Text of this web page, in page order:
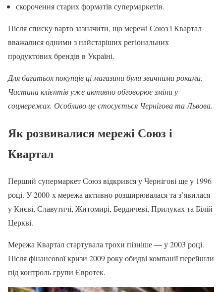
скорочення старих форматів супермаркетів.
Після списку варто зазначити, що мережі Союз і Квартал
вважалися одними з найстаріших регіональних
продуктових брендів в Україні.
Для багатьох покупців ці магазини були звичними роками.
Частина клієнтів уже активно обговорює зміни у
соцмережах. Особливо це стосується Чернігова та Львова.
Як розвивалися мережі Союз і
Квартал
Перший супермаркет Союз відкрився у Чернігові ще у 1996
році. У 2000-х мережа активно розширювалася та з’явилася
у Києві, Славутичі, Житомирі, Бердичеві, Прилуках та Білій
Церкві.
Мережа Квартал стартувала трохи пізніше — у 2003 році.
Після фінансової кризи 2009 року обидві компанії перейшли
під контроль групи Євротек.